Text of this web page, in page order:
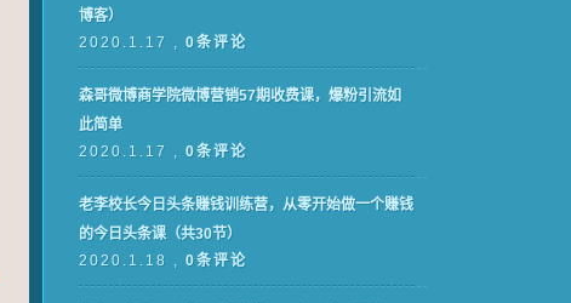
博客）
2020.1.17 , 0条评论
森哥微博商学院微博营销57期收费课，爆粉引流如
此简单
2020.1.17 , 0条评论
老李校长今日头条赚钱训练营，从零开始做一个赚钱
的今日头条课（共30节）
2020.1.18 , 0条评论